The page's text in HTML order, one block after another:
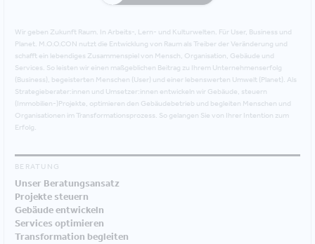
Wir geben Zukunft Raum. In Arbeits-, Lern- und Kulturwelten. Für User, Business und
Planet. M.O.O.CON nutzt die Entwicklung von Raum als Treiber der Veränderung und
schafft ein lebendiges Zusammenspiel von Mensch, Organisation, Gebäude und
Services. So leisten wir einen maßgeblichen Beitrag zu Ihrem Unternehmenserfolg
(Business), begeisterten Menschen (User) und einer lebenswerten Umwelt (Planet). Als
Strategieberater:innen und Umsetzer:innen entwickeln wir Gebäude, steuern
(Immobilien-)Projekte, optimieren den Gebäudebetrieb und begleiten Menschen und
Organisationen im Transformationsprozess. So gelangen Sie von Ihrer Intention zum
Erfolg.
BERATUNG
Unser Beratungsansatz
Projekte steuern
Gebäude entwickeln
Services optimieren
Transformation begleiten